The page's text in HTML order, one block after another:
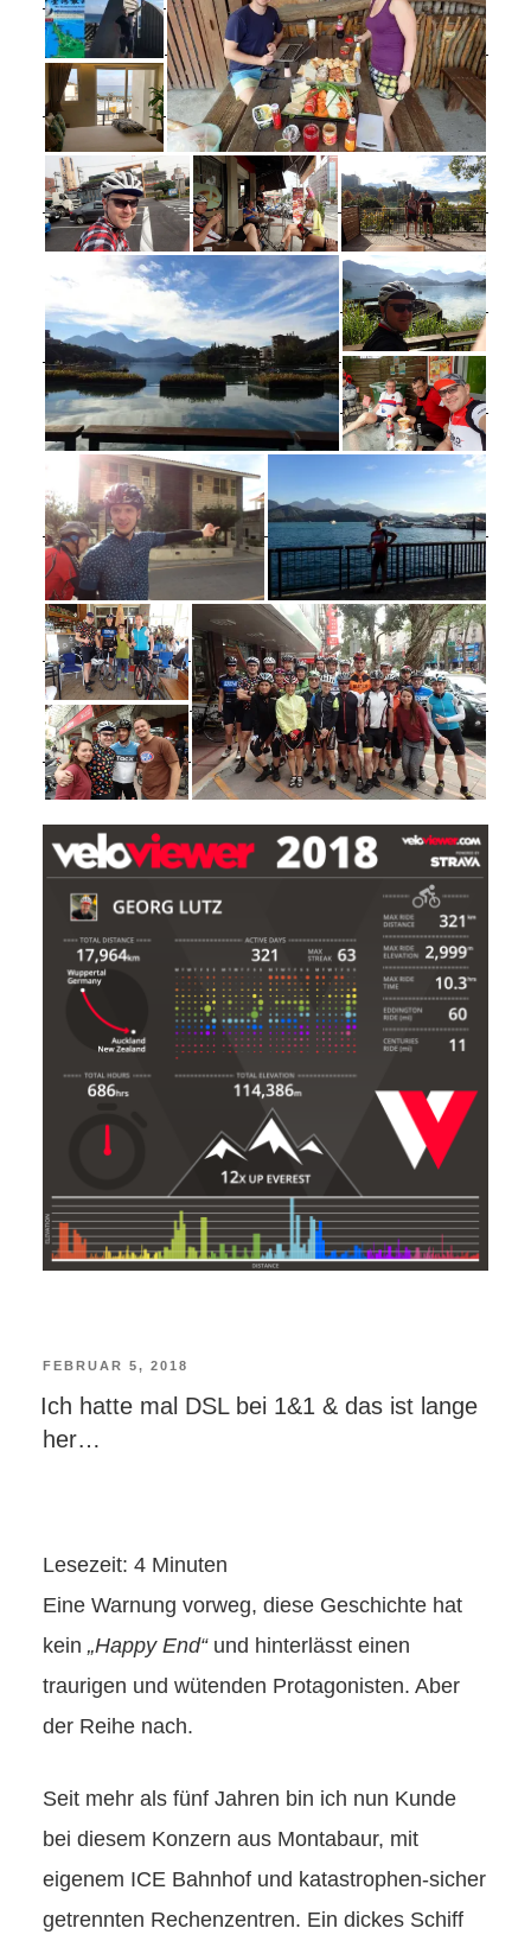
VERÖFFENTLICHT
AM
FEBRUAR 5, 2018
Ich hatte mal DSL bei 1&1 & das ist lange
her…
Lesezeit: 4 Minuten
Eine Warnung vorweg, diese Geschichte hat
kein „Happy End“und hinterlässt einen
traurigen und wütenden Protagonisten. Aber
der Reihe nach.
Seit mehr als fünf Jahren bin ich nun Kunde
bei diesem Konzern aus Montabaur, mit
eigenem ICE Bahnhof und katastrophen-sicher
getrennten Rechenzentren. Ein dickes Schiff